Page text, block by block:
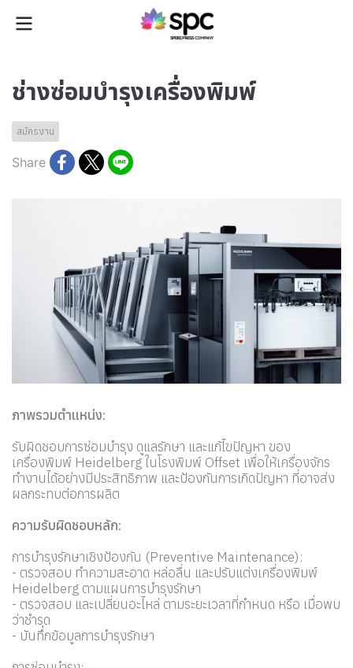
ช่างซ่อมบำรุงเครื่องพิมพ์
สมัครงาน
Share
ภาพรวมตำแหน่ง:
รับผิดชอบการซ่อมบำรุง ดูแลรักษา และแก้ไขปัญหา ของ
เครื่องพิมพ์ Heidelberg ในโรงพิมพ์ Offset เพื่อให้เครื่องจักร
ทำงานได้อย่างมีประสิทธิภาพ และป้องกันการเกิดปัญหา ที่อาจส่ง
ผลกระทบต่อการผลิต
ความรับผิดชอบหลัก:
การบำรุงรักษาเชิงป้องกัน (Preventive Maintenance):
- ตรวจสอบ ทำความสะอาด หล่อลื่น และปรับแต่งเครื่องพิมพ์
Heidelberg ตามแผนการบำรุงรักษา
- ตรวจสอบ และเปลี่ยนอะไหล่ ตามระยะเวลาที่กำหนด หรือ เมื่อพบ
ว่าชำรุด
- บันทึกข้อมูลการบำรุงรักษา